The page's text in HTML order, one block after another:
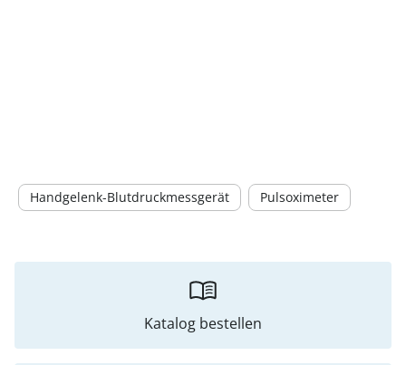
Handgelenk-Blutdruckmessgerät Pulsoximeter
Katalog bestellen